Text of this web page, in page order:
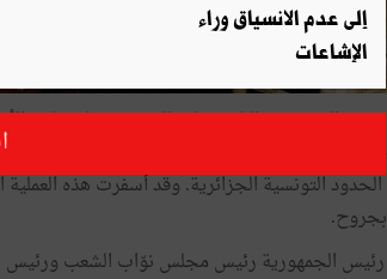
الجمهورية الباجي قايد السبسي دعا مجلس
قرطاج، وذلك إثر الهجوم الإرهابي الذي استهدف يوم
الجمهورية رئيس مجلس نوّاب الشعب ورئيس
إلى عدم الانسياق وراء
الإشاعات